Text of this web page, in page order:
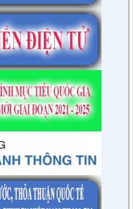
lĩnh vực Hàng hải và đường
năng quản lý của Sở Xây